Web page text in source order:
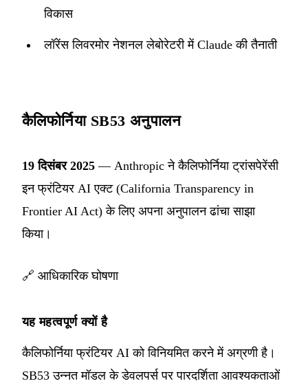
विकास
लॉरेंस लिवरमोर नेशनल लेबोरेटरी में Claude की तैनाती
कैलिफोर्निया SB53 अनुपालन
19 दिसंबर 2025 — Anthropic ने कैलिफोर्निया ट्रांसपेरेंसी
इन फ्रंटियर AI एक्ट (California Transparency in
Frontier AI Act) के लिए अपना अनुपालन ढांचा साझा
किया।
🔗 आधिकारिक घोषणा
यह महत्वपूर्ण क्यों है
कैलिफोर्निया फ्रंटियर AI को विनियमित करने में अग्रणी है।
SB53 उन्नत मॉडल के डेवलपर्स पर पारदर्शिता आवश्यकताओं